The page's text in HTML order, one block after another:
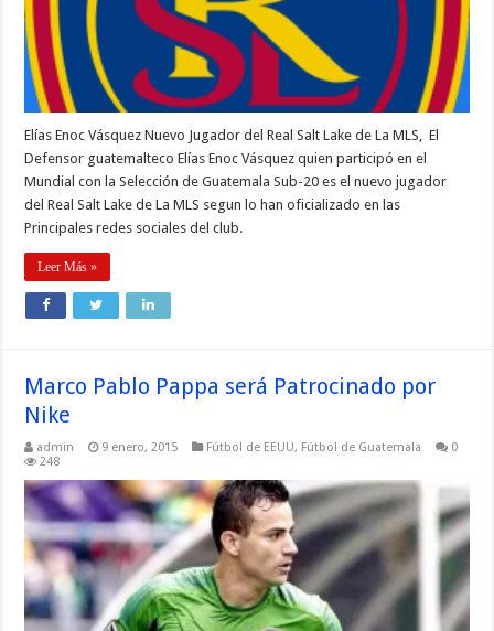
Elías Enoc Vásquez Nuevo Jugador del Real Salt Lake de La MLS, El
Defensor guatemalteco Elías Enoc Vásquez quien participó en el
Mundial con la Selección de Guatemala Sub-20 es el nuevo jugador
del Real Salt Lake de La MLS segun lo han oficializado en las
Principales redes sociales del club.
Leer Más »
Marco Pablo Pappa será Patrocinado por
Nike
admin 9 enero, 2015 Fútbol de EEUU, Fútbol de Guatemala
0
248